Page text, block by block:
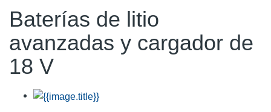
Baterías de litio
avanzadas y cargador de
18 V